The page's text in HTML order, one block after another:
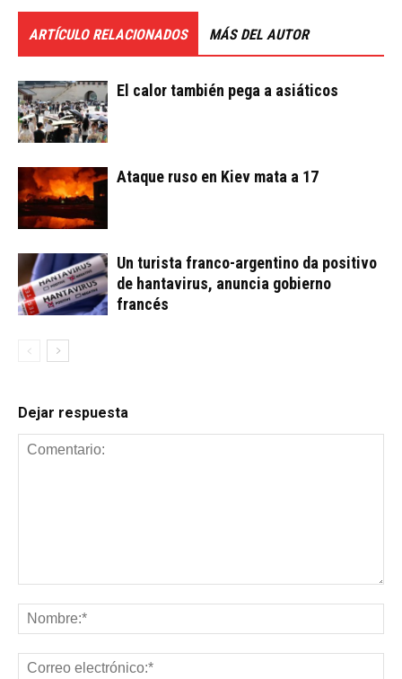
ARTÍCULO RELACIONADOS MÁS DEL AUTOR
El calor también pega a asiáticos
Ataque ruso en Kiev mata a 17
Un turista franco-argentino da positivo
de hantavirus, anuncia gobierno
francés
Dejar respuesta